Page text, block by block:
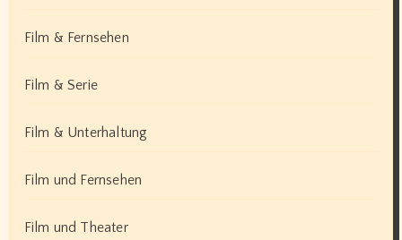
Film & Fernsehen
Film & Serie
Film & Unterhaltung
Film und Fernsehen
Film und Theater